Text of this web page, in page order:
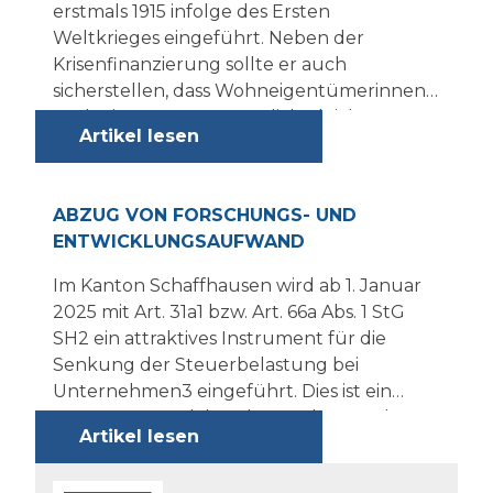
erstmals 1915 infolge des Ersten
Weltkrieges eingeführt. Neben der
Krisenfinanzierung sollte er auch
sicherstellen, dass Wohneigentümerinnen
und -eigentümer steuerlich gleich
behandelt werden wie Mieterinnen und
Mieter – indem sie einen fiktiven Mietwert
Jahrzehnten politischer Diskussionen hat
die Schweizer Bevölkerung am 28.
September 2025 der Abschaffung dieses
Systems zugestimmt. Der genaue
Zeitpunkt des Inkrafttretens steht noch
nicht fest, doch der Systemwechsel ist
beschlossene Sache – und bringt grosse
Veränderungen für alle
Immobilienbesitzerinnen und -besitzer.
Artikel lesen
AUSGABE FOLLOW UP 2025
ABZUG VON FORSCHUNGS- UND
ENTWICKLUNGSAUFWAND
Im Kanton Schaffhausen wird ab 1. Januar
2025 mit Art. 31a1 bzw. Art. 66a Abs. 1 StG
SH2 ein attraktives Instrument für die
Senkung der Steuerbelastung bei
Unternehmen3 eingeführt. Dies ist ein
Instrument, welches der Förderung des
Innovationsstandortes Schaffhausen dient
und für alle Unternehmen interessant ist,
Artikel lesen